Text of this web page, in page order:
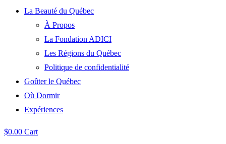
La Beauté du Québec
À Propos
La Fondation ADICI
Les Régions du Québec
Politique de confidentialité
Goûter le Québec
Où Dormir
Expériences
$0.00 Cart